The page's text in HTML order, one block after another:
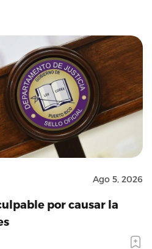
Ago 5, 2026
por causar la